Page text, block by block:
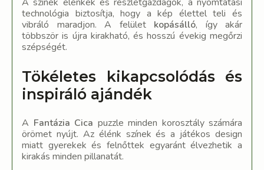
technológia biztosítja, hogy a kép élettel teli és
vibráló maradjon. A felület kopásálló, így akár
többször is újra kirakható, és hosszú évekig megőrzi
szépségét.
Tökéletes kikapcsolódás és
inspiráló ajándék
A Fantázia Cica puzzle minden korosztály számára
örömet nyújt. Az élénk színek és a játékos design
miatt gyerekek és felnőttek egyaránt élvezhetik a
kirakás minden pillanatát.